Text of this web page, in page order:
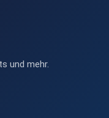
und mehr.